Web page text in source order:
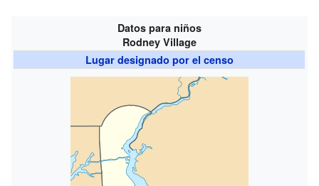
Datos para niños
Rodney Village
Lugar designado por el censo